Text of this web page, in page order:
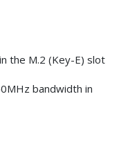
the M.2 (Key-E) slot
bandwidth in